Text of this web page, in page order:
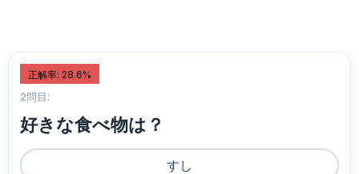
正解率: 28.6%
2問目:
好きな食べ物は？
すし